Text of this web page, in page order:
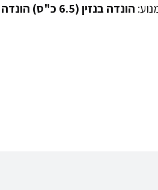
הונדה בנזין (6.5 כ"ס) הונדה בנזין (9 כ"ס)